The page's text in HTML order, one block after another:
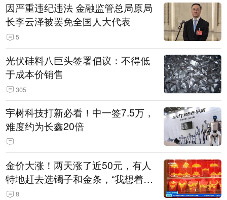
因严重违纪违法 金融监管总局原局
长李云泽被罢免全国人大代表
5
光伏硅料八巨头签署倡议：不得低
于成本价销售
305
宇树科技打新必看！中一签7.5万，
难度约为长鑫20倍
金价大涨！两天涨了近50元，有人
特地赶去选镯子和金条，“我想着买
起来可以保值，小批量进一些货”
8